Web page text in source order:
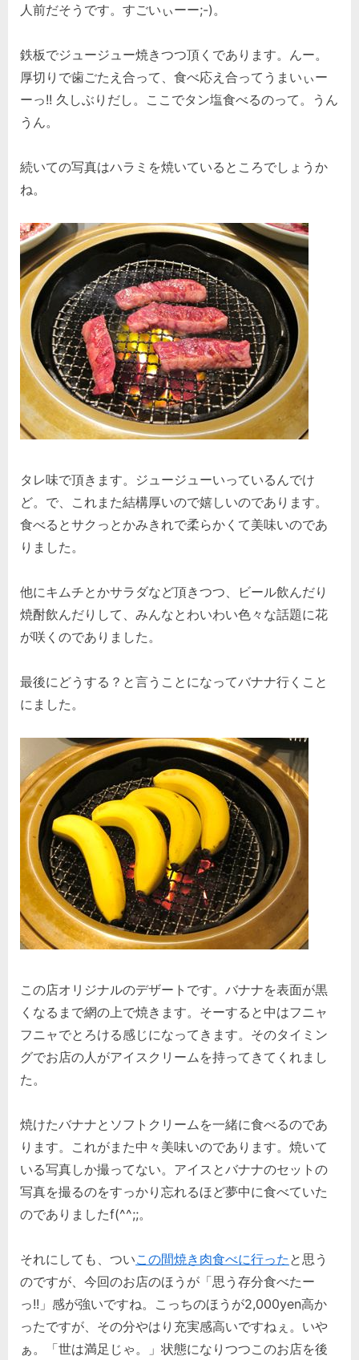
人前だそうです。すごいぃーー;-)。
鉄板でジュージュー焼きつつ頂くであります。んー。
厚切りで歯ごたえ合って、食べ応え合ってうまいぃー
ーっ!! 久しぶりだし。ここでタン塩食べるのって。うん
うん。
続いての写真はハラミを焼いているところでしょうか
ね。
タレ味で頂きます。ジュージューいっているんでけ
ど。で、これまた結構厚いので嬉しいのであります。
食べるとサクっとかみきれで柔らかくて美味いのであ
りました。
他にキムチとかサラダなど頂きつつ、ビール飲んだり
焼酎飲んだりして、みんなとわいわい色々な話題に花
が咲くのでありました。
最後にどうする？と言うことになってバナナ行くこと
にました。
この店オリジナルのデザートです。バナナを表面が黒
くなるまで網の上で焼きます。そーすると中はフニャ
フニャでとろける感じになってきます。そのタイミン
グでお店の人がアイスクリームを持ってきてくれまし
た。
焼けたバナナとソフトクリームを一緒に食べるのであ
ります。これがまた中々美味いのであります。焼いて
いる写真しか撮ってない。アイスとバナナのセットの
写真を撮るのをすっかり忘れるほど夢中に食べていた
のでありましたf(^^;;。
それにしても、ついこの間焼き肉食べに行った と思う
のですが、今回のお店のほうが「思う存分食べたー
っ!!」感が強いですね。こっちのほうが2,000yen高か
ったですが、その分やはり充実感高いですねぇ。いや
ぁ。「世は満足じゃ。」状態になりつつこのお店を後